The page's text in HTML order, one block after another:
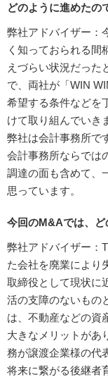
どのように進めたの
弊社アドバイザー：
く知っておられる間
えづらい状況だった
で、両社が「WIN
希望する条件などを
けて取り組んでいき
弊社は会計事務所で
会計事務所ならでは
調達の面も含めて、
思っています。
今回のM&Aでは、ど
弊社アドバイザー：
た会社を廃業により
取締役として現状に
活の支障のないもの
は、不動産などの資
大きなメリットがあ
務が譲渡企業様の代
将来に繋がる後継者